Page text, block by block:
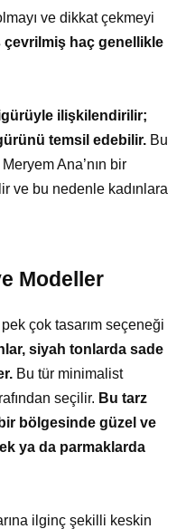
ve dikkat çekmeyi
çevrilmiş haç genellikle
ilişkilendirilir;
temsil edebilir. Bu
Ana’nın bir
ve bu nedenle kadınlara
Modeller
çok tasarım seçeneği
siyah tonlarda sade
Bu tür minimalist
seçilir. Bu tarz
bölgesinde güzel ve
ya da parmaklarda
ilginç şekilli keskin